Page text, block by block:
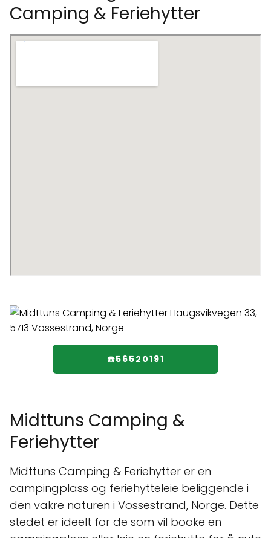
Camping & Feriehytter
☎️56520191
Midttuns Camping &
Feriehytter
Midttuns Camping & Feriehytter er en
campingplass og feriehytteleie beliggende i
den vakre naturen i Vossestrand, Norge. Dette
stedet er ideelt for de som vil booke en